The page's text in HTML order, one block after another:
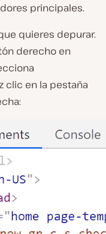
principales.
quieres depurar.
derecho en
clic en la pestaña